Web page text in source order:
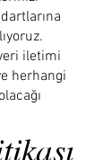
iletimi
herhangi